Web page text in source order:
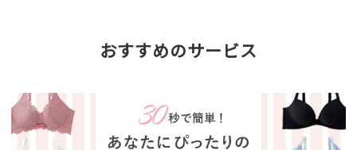
おすすめのサービス